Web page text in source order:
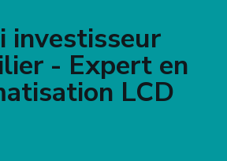
investisseur
- Expert en
LCD